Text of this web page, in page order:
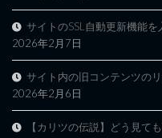
サイトのSSL自動更新機能
2026年2月7日
サイト内の旧コンテンツの
2026年2月6日
【カリツの伝説】どう見て